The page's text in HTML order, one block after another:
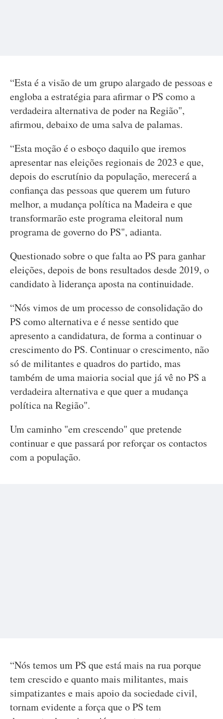
“Esta é a visão de um grupo alargado de pessoas e
engloba a estratégia para afirmar o PS como a
verdadeira alternativa de poder na Região",
afirmou, debaixo de uma salva de palamas.
“Esta moção é o esboço daquilo que iremos
apresentar nas eleições regionais de 2023 e que,
depois do escrutínio da população, merecerá a
confiança das pessoas que querem um futuro
melhor, a mudança política na Madeira e que
transformarão este programa eleitoral num
programa de governo do PS", adianta.
Questionado sobre o que falta ao PS para ganhar
eleições, depois de bons resultados desde 2019, o
candidato à liderança aposta na continuidade.
“Nós vimos de um processo de consolidação do
PS como alternativa e é nesse sentido que
apresento a candidatura, de forma a continuar o
crescimento do PS. Continuar o crescimento, não
só de militantes e quadros do partido, mas
também de uma maioria social que já vê no PS a
verdadeira alternativa e que quer a mudança
política na Região".
Um caminho "em crescendo" que pretende
continuar e que passará por reforçar os contactos
com a população.
“Nós temos um PS que está mais na rua porque
tem crescido e quanto mais militantes, mais
simpatizantes e mais apoio da sociedade civil,
tornam evidente a força que o PS tem